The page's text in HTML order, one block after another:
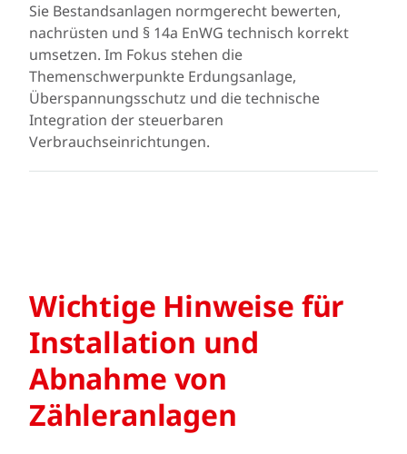
Sie Bestandsanlagen normgerecht bewerten,
nachrüsten und § 14a EnWG technisch korrekt
umsetzen. Im Fokus stehen die
Themenschwerpunkte Erdungsanlage,
Überspannungsschutz und die technische
Integration der steuerbaren
Verbrauchseinrichtungen.
Wichtige Hinweise für
Installation und
Abnahme von
Zähleranlagen